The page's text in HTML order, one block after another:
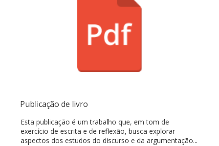
Publicação de livro
Esta publicação é um trabalho que, em tom de
exercício de escrita e de reflexão, busca explorar
aspectos dos estudos do discurso e da argumentação...